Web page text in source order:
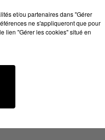
et/ou partenaires dans "Gérer
ne s'appliqueront que pour
lien "Gérer les cookies" situé en